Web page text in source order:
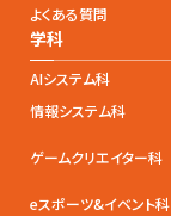
よくある質問
学科
AIシステム科
情報システム科
ゲームクリエイター科
eスポーツ&イベント科